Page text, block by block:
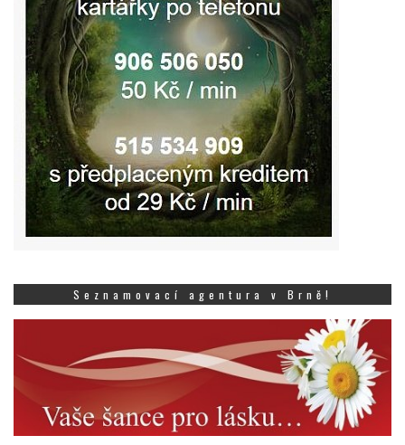
Seznamovací agentura v Brně!